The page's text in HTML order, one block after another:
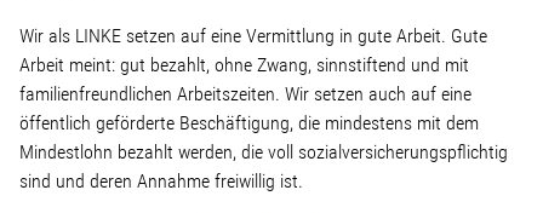
Service
Termine
Stellenangebot
Wir als LINKE setzen auf eine Vermittlung in gute Arbeit. Gute
Arbeit meint: gut bezahlt, ohne Zwang, sinnstiftend und mit
familienfreundlichen Arbeitszeiten. Wir setzen auch auf eine
öffentlich geförderte Beschäftigung, die mindestens mit dem
Mindestlohn bezahlt werden, die voll sozialversicherungspflichtig
sind und deren Annahme freiwillig ist.